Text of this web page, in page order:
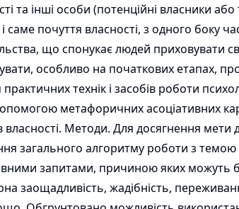
та інші особи (потенційні власники
і саме почуття власності, з одного
що спонукає людей
особливо на початкових етапах,
практичних технік і засобів роботи
метафоричних асоціативних
власності. Методи. Для досягнення
загального алгоритму роботи з
запитами, причиною яких можуть
заощадливість, жадібність,